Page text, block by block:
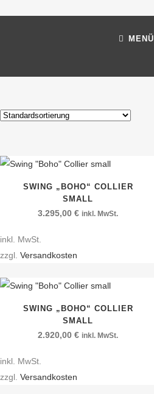
MENÜ
SWING „BOHO“ COLLIER
SMALL
3.295,00€ inkl. MwSt.
inkl. MwSt.
zzgl. Versandkosten
SWING „BOHO“ COLLIER
SMALL
2.920,00€ inkl. MwSt.
inkl. MwSt.
zzgl. Versandkosten